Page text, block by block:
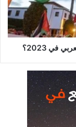
في 2023؟